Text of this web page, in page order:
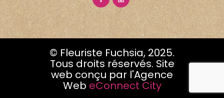
© Fleuriste Fuchsia, 2025.
Tous droits réservés. Site
web conçu par l'Agence
Web eConnect City